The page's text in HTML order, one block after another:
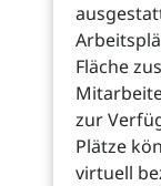
Fläche
zur
Plätze
virtuell